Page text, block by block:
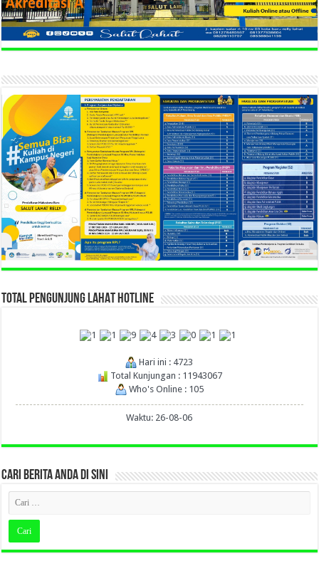
TOTAL PENGUNJUNG LAHAT HOTLINE
Hari ini : 4723
Total Kunjungan : 11943067
Who's Online : 105
Waktu: 26-08-06
CARI BERITA ANDA DI SINI